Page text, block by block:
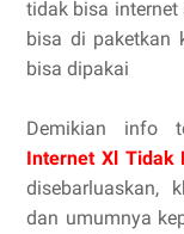
tidak bisa internet
bisa di paketkan
bisa dipakai
Demikian info
Internet Xl Tidak
disebarluaskan,
dan umumnya